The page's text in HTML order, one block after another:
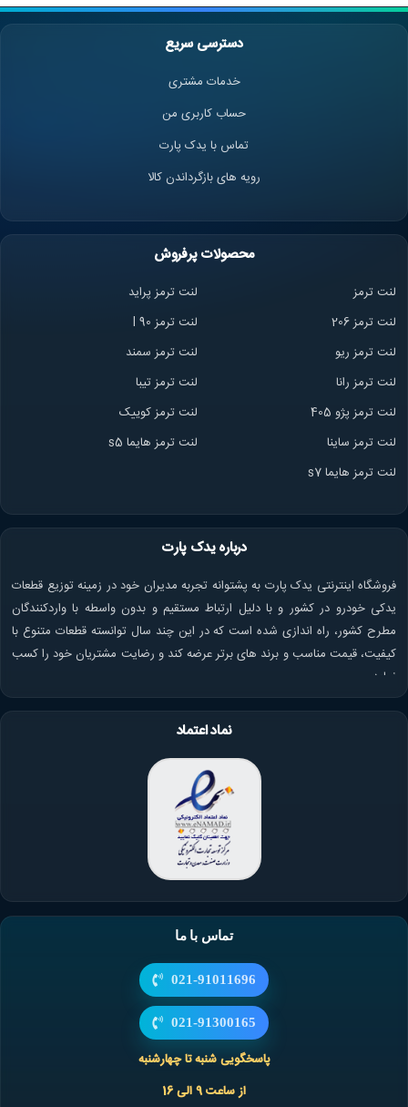
دسترسی سریع
خدمات مشتری
حساب کاربری من
تماس با یدک پارت
رویه های بازگرداندن کالا
محصولات پرفروش
لنت ترمز
لنت ترمز پراید
لنت ترمز 206
لنت ترمز l 90
لنت ترمز ریو
لنت ترمز سمند
لنت ترمز رانا
لنت ترمز تیبا
لنت ترمز پژو 405
لنت ترمز کوییک
لنت ترمز ساینا
لنت ترمز هایما s5
لنت ترمز هایما s7
درباره یدک پارت
فروشگاه اینترنتی یدک پارت به پشتوانه تجربه مدیران خود در زمینه توزیع قطعات
یدکی خودرو در کشور و با دلیل ارتباط مستقیم و بدون واسطه با واردکنندگان
مطرح کشور، راه اندازی شده است که در این چند سال توانسته قطعات متنوع با
کیفیت، قیمت مناسب و برند های برتر عرضه کند و رضایت مشتریان خود را کسب
نماید.
نماد اعتماد
تماس با ما
021-91011696
021-91300165
پاسخگویی شنبه تا چهارشنبه
از ساعت 9 الی 16